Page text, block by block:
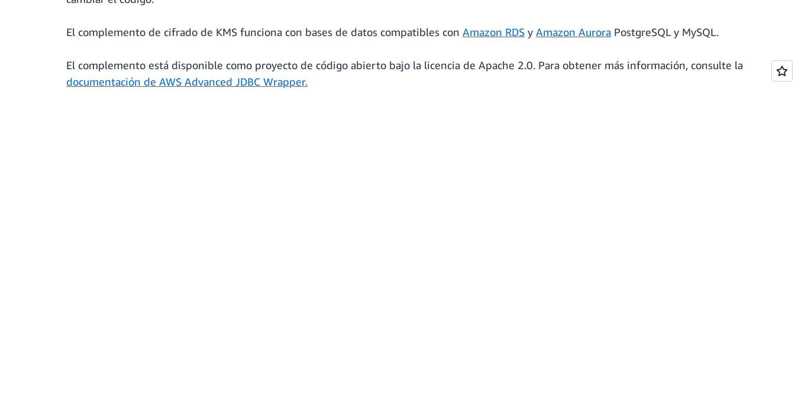
El complemento de cifrado de KMS funciona con bases de datos compatibles con Amazon RDS y Amazon Aurora PostgreSQL y MySQL.
El complemento está disponible como proyecto de código abierto bajo la licencia de Apache 2.0. Para obtener más información, consulte la
documentación de AWS Advanced JDBC Wrapper.